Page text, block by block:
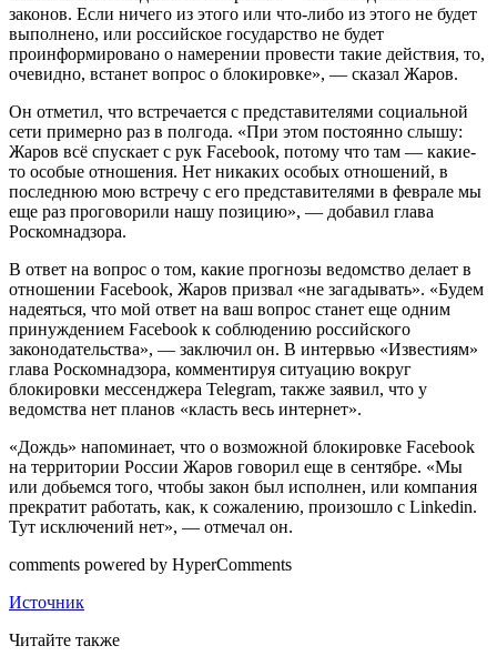
законов. Если ничего из этого или что-либо из этого не будет
выполнено, или российское государство не будет
проинформировано о намерении провести такие действия, то,
очевидно, встанет вопрос о блокировке», — сказал Жаров.
Он отметил, что встречается с представителями социальной
сети примерно раз в полгода. «При этом постоянно слышу:
Жаров всё спускает с рук Facebook, потому что там — какие-
то особые отношения. Нет никаких особых отношений, в
последнюю мою встречу с его представителями в феврале мы
еще раз проговорили нашу позицию», — добавил глава
Роскомнадзора.
В ответ на вопрос о том, какие прогнозы ведомство делает в
отношении Facebook, Жаров призвал «не загадывать». «Будем
надеяться, что мой ответ на ваш вопрос станет еще одним
принуждением Facebook к соблюдению российского
законодательства», — заключил он. В интервью «Известиям»
глава Роскомнадзора, комментируя ситуацию вокруг
блокировки мессенджера Telegram, также заявил, что у
ведомства нет планов «класть весь интернет».
«Дождь» напоминает, что о возможной блокировке Facebook
на территории России Жаров говорил еще в сентябре. «Мы
или добьемся того, чтобы закон был исполнен, или компания
прекратит работать, как, к сожалению, произошло с Linkedin.
Тут исключений нет», — отмечал он.
comments powered by HyperComments
Источник
Читайте также